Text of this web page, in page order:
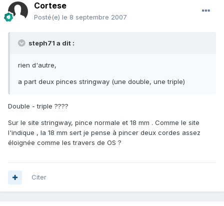
Cortese
Posté(e) le 8 septembre 2007
steph71 a dit :
rien d'autre,
a part deux pinces stringway (une double, une triple)
Double - triple ????
Sur le site stringway, pince normale et 18 mm . Comme le site
l'indique , la 18 mm sert je pense à pincer deux cordes assez
éloignée comme les travers de OS ?
Citer